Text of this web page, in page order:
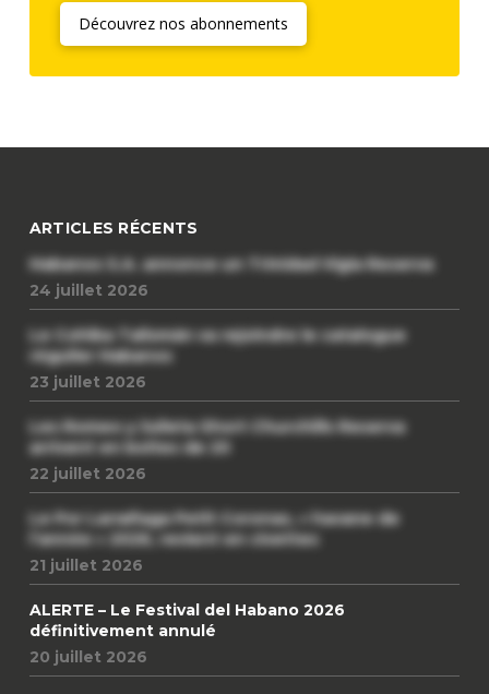
Découvrez nos abonnements
ARTICLES RÉCENTS
Habanos S.A. annonce un Trinidad Vigia Reserva
24 juillet 2026
Le Cohiba Talismán va rejoindre le catalogue
régulier Habanos
23 juillet 2026
Les Romeo y Julieta Short Churchills Reserva
arrivent en boîtes de 20
22 juillet 2026
Le Por Larrañaga Petit Coronas, « havane de
l’année » 2026, revient en civettes
21 juillet 2026
ALERTE – Le Festival del Habano 2026
définitivement annulé
20 juillet 2026